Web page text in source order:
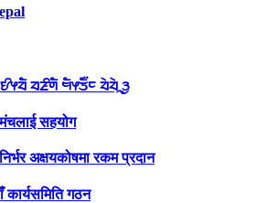
ᤔᤏᤡᤛᤠ ᤗᤠᤶᤍᤠ᤺ᤰ ᤔᤧᤔᤧᤳᤋᤢ
सहयोग
अक्षयकोषमा रकम प्रदान
कार्यसमिति गठन